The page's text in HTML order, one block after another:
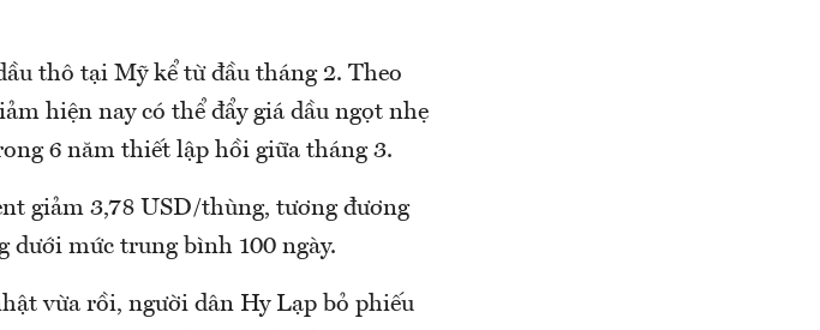
thô tại Mỹ kể từ đầu tháng 2. Theo
hiện nay có thể đẩy giá dầu ngọt nhẹ
6 năm thiết lập hồi giữa tháng 3.
giảm 3,78 USD/thùng, tương đương
dưới mức trung bình 100 ngày.
vừa rồi, người dân Hy Lạp bỏ phiếu